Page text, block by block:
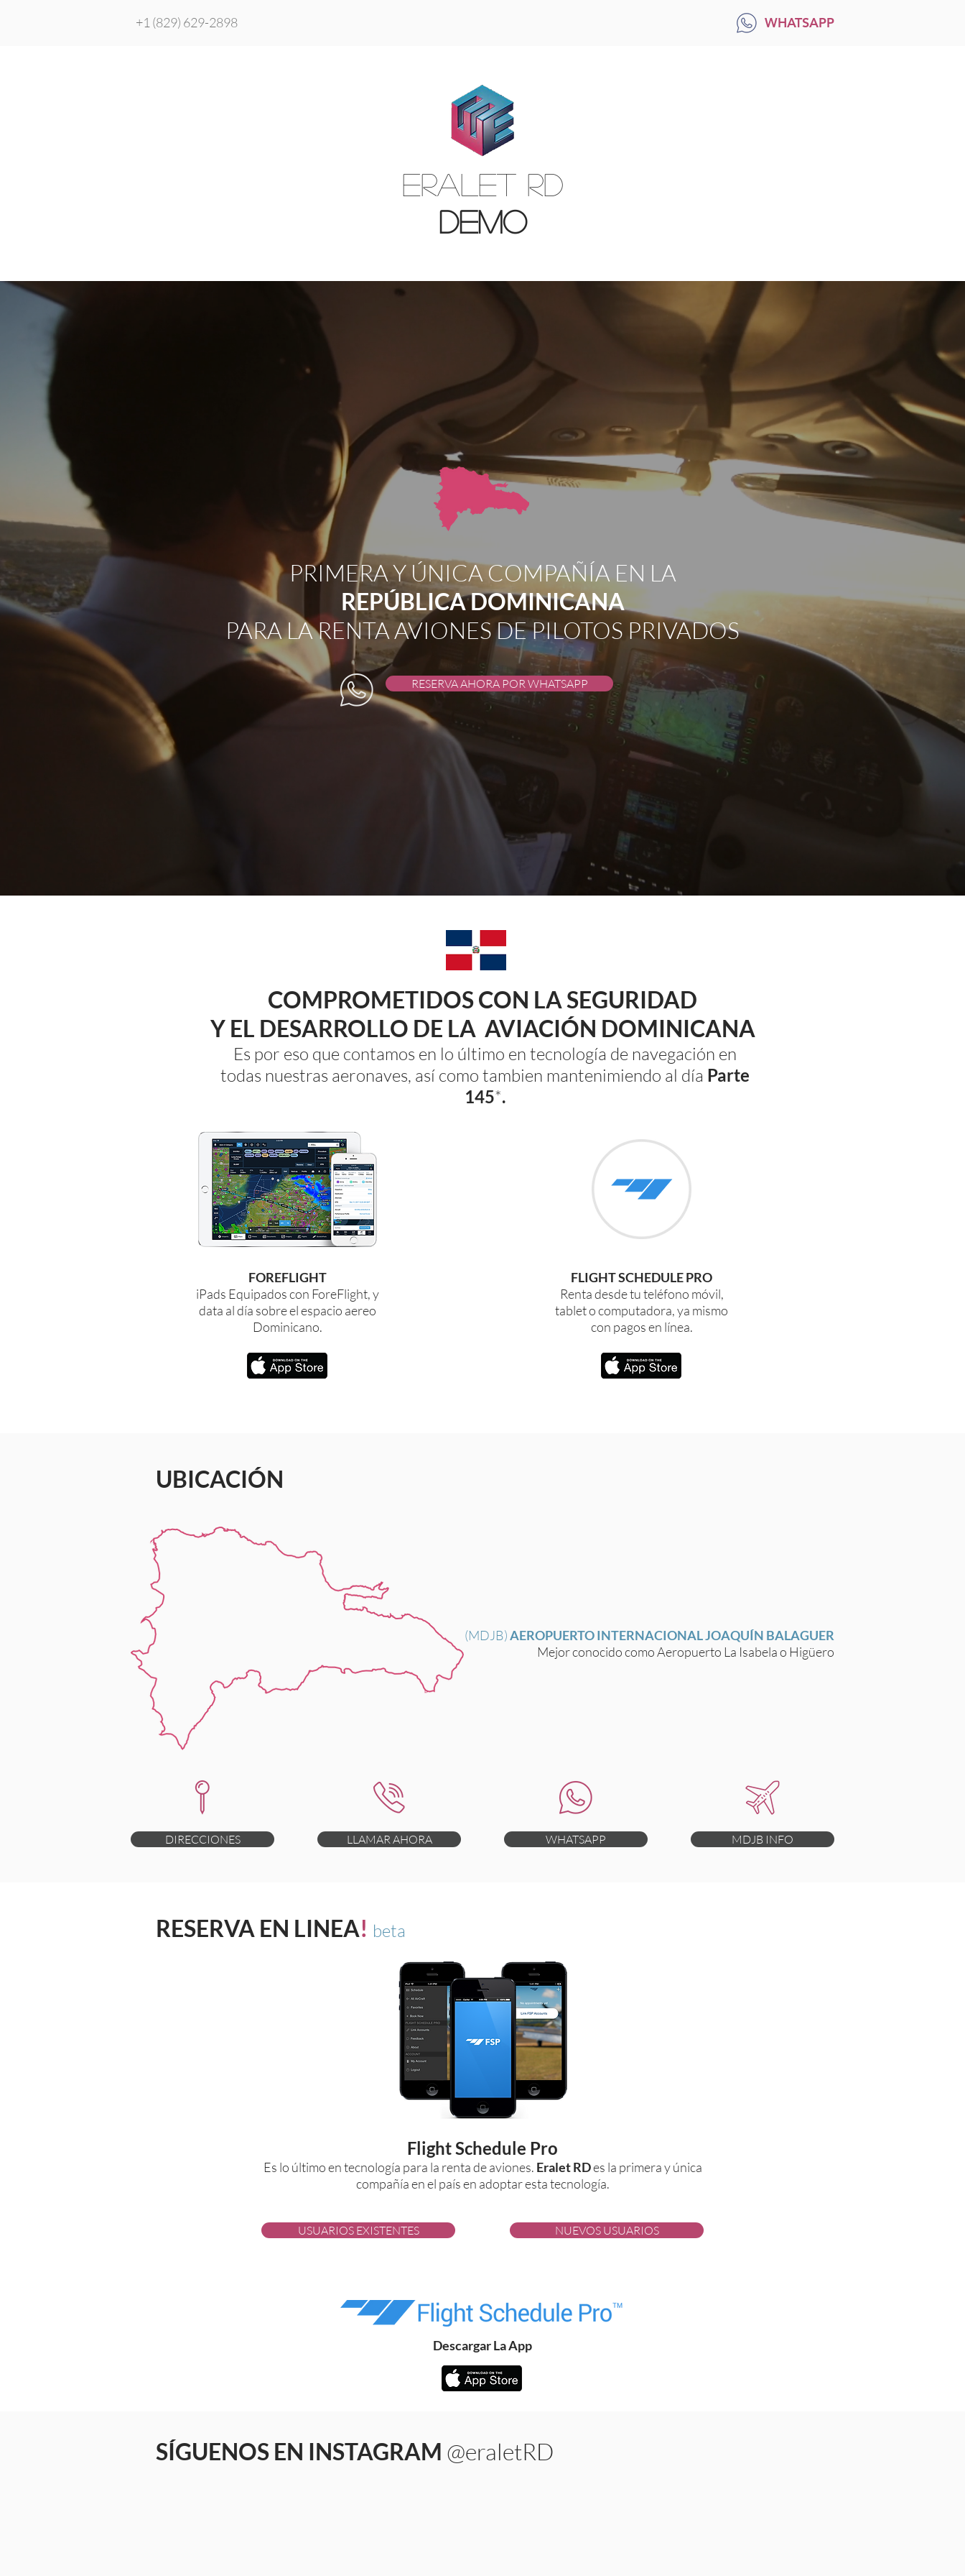
+1 (829) 629-2898 WHATSAPP
PRIMERA Y ÚNICA COMPAÑÍA EN LA
REPÚBLICA DOMINICANA
PARA LA RENTA AVIONES DE PILOTOS PRIVADOS
RESERVA AHORA POR WHATSAPP
ERALET RD
DEMO
COMPROMETIDOS CON LA SEGURIDAD
Y EL DESARROLLO DE LA AVIACIÓN DOMINICANA
Es por eso que contamos en lo último en tecnología de navegación en
todas nuestras aeronaves, así como tambien mantenimiendo al día Parte
145*.
FOREFLIGHT
iPads Equipados con ForeFlight, y
data al día sobre el espacio aereo
Dominicano.
FLIGHT SCHEDULE PRO
Renta desde tu teléfono móvil,
tablet o computadora, ya mismo
con pagos en línea.
UBICACIÓN
(MDJB)AEROPUERTO INTERNACIONAL JOAQUÍN BALAGUER
Mejor conocido como Aeropuerto La Isabela o Higüero
DIRECCIONES LLAMAR AHORA WHATSAPP MDJB INFO
RESERVA EN LINEA! beta
Flight Schedule Pro
Es lo último en tecnología para la renta de aviones. Eralet RDes la primera y única
compañía en el país en adoptar esta tecnología.
USUARIOS EXISTENTES NUEVOS USUARIOS
Descargar La App
SÍGUENOS EN INSTAGRAM @eraletRD